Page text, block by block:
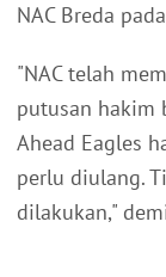
NAC Breda
"NAC telah
putusan hakim
Ahead Eagles
perlu diulang.
dilakukan,"